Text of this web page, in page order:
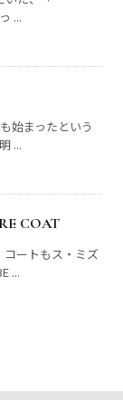
...
始まったという
...
COAT
コートもス・ミズ
...